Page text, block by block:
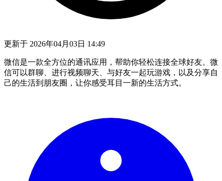
更新于 2026年04月03日 14:49
微信是一款全方位的通讯应用，帮助你轻松连接全球好友。微
信可以群聊、进行视频聊天、与好友一起玩游戏，以及分享自
己的生活到朋友圈，让你感受耳目一新的生活方式。